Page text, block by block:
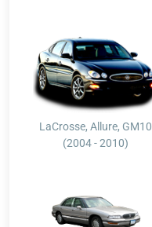
LaCrosse, Allure, GM10
(2004 - 2010)